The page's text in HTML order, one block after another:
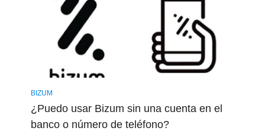
BIZUM
¿Puedo usar Bizum sin una cuenta en el
banco o número de teléfono?